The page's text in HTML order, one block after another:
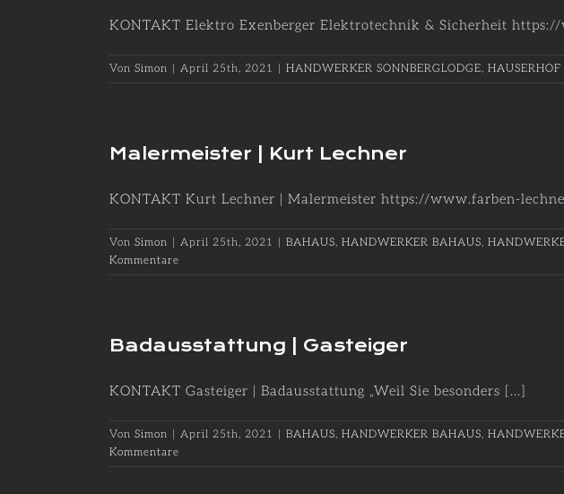
KONTAKT Elektro Exenberger Elektrotechnik & Sicherheit
Von Simon April 25th, 2021 HANDWERKER SONNBERGLODGE, HAUSERHOF
Malermeister | Kurt Lechner
KONTAKT Kurt Lechner | Malermeister https://www.farben-
Von Simon April 25th, 2021 BAHAUS, HANDWERKER BAHAUS,
Kommentare
Badausstattung | Gasteiger
KONTAKT Gasteiger | Badausstattung „Weil Sie besonders [...]
Von Simon April 25th, 2021 BAHAUS, HANDWERKER BAHAUS,
Kommentare